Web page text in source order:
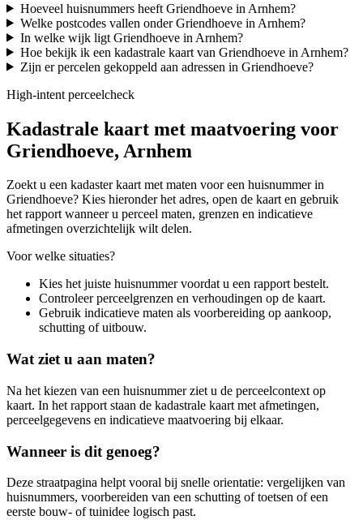
Hoeveel huisnummers heeft Griendhoeve in Arnhem?
Welke postcodes vallen onder Griendhoeve in Arnhem?
In welke wijk ligt Griendhoeve in Arnhem?
Hoe bekijk ik een kadastrale kaart van Griendhoeve in Arnhem?
Zijn er percelen gekoppeld aan adressen in Griendhoeve?
High-intent perceelcheck
Kadastrale kaart met maatvoering voor
Griendhoeve, Arnhem
Zoekt u een kadaster kaart met maten voor een huisnummer in
Griendhoeve? Kies hieronder het adres, open de kaart en gebruik
het rapport wanneer u perceel maten, grenzen en indicatieve
afmetingen overzichtelijk wilt delen.
Voor welke situaties?
Kies het juiste huisnummer voordat u een rapport bestelt.
Controleer perceelgrenzen en verhoudingen op de kaart.
Gebruik indicatieve maten als voorbereiding op aankoop,
schutting of uitbouw.
Wat ziet u aan maten?
Na het kiezen van een huisnummer ziet u de perceelcontext op
kaart. In het rapport staan de kadastrale kaart met afmetingen,
perceelgegevens en indicatieve maatvoering bij elkaar.
Wanneer is dit genoeg?
Deze straatpagina helpt vooral bij snelle orientatie: vergelijken van
huisnummers, voorbereiden van een schutting of toetsen of een
eerste bouw- of tuinidee logisch past.